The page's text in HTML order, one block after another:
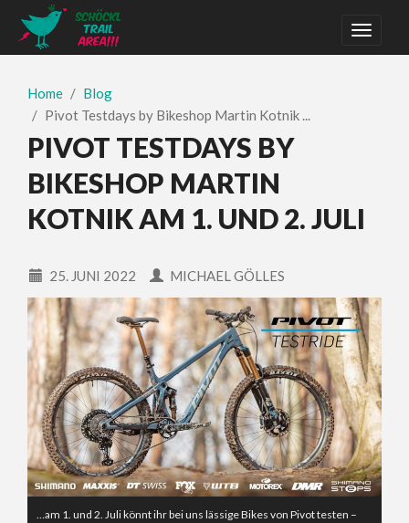
Home
Blog
Pivot Testdays by Bikeshop Martin Kotnik ...
PIVOT TESTDAYS BY
BIKESHOP MARTIN
KOTNIK AM 1. UND 2. JULI
25. JUNI 2022 MICHAEL GÖLLES
…am 1. und 2. Juli könnt ihr bei uns lässige Bikes von Pivot testen –